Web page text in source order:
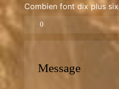
Combien font dix plus six